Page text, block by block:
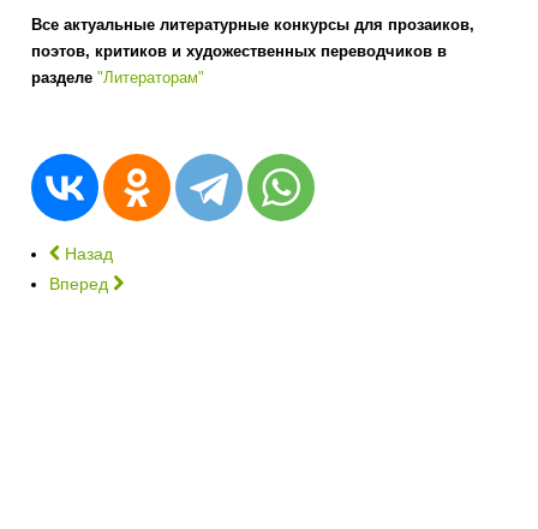
Все актуальные литературные конкурсы для прозаиков,
поэтов, критиков и художественных переводчиков в
разделе"Литераторам"
Назад
Вперед